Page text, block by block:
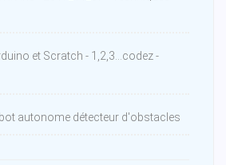
et Scratch - 1,2,3...codez -
autonome détecteur d'obstacles